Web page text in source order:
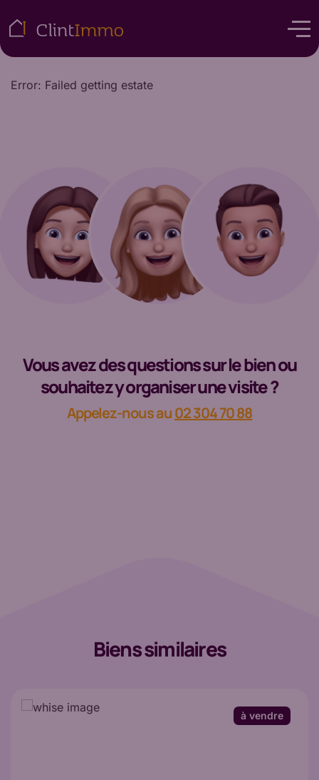
Error: Failed getting estate
Vous avez des questions sur le bien ou
souhaitez y organiser une visite ?
Appelez-nous au02 304 70 88
Biens similaires
à vendre